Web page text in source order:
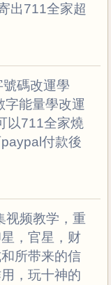
出711全家超
碼改運學
字能量學改運
以711全家燒
付款後
视频教学，重
，官星，财
所带来的信
，玩十神的